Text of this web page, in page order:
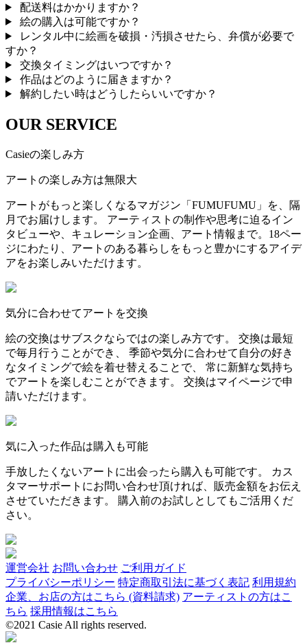
配送料はかかりますか？
絵の購入は可能ですか？
レンタル中に絵画を破損・汚損させたら、弁償が必要で
すか？
交換タイミングはいつですか？
作品はどのように届きますか？
解約したい時はどうしたらいいですか？
OUR SERVICE
Casieの楽しみ方
アートの楽しみ方は無限大
アートがもっと楽しくなるマガジン「FUMUFUMU」を、隔
月でお届けします。 アーティストの制作や思考に迫るイン
タビューや、キュレーション企画、アート情報まで。18ペー
ジにわたり、アートのある暮らしをもっと豊かにするアイデ
アをお楽しみいただけます。
気分に合わせてアートを交換
絵の交換はサブスクならではの楽しみ方です。 交換は最短
で毎月行うことができ、 季節や気分に合わせて自分の好き
なタイミングで絵を着せ替えることで、 常に新鮮な気持ち
でアートを楽しむことができます。 交換はマイページで申
請いただけます。
気に入った作品は購入も可能
手放したくないアートに出会ったら購入も可能です。 カス
タマーサポートにお問い合わせ頂ければ、販売金額をお伝え
させていただきます。 購入前のお試しとしてもご活用くだ
さい。
運営会社 お問い合わせ ご利用ガイド
プライバシーポリシー 特定商取引法に基づく表記 利用規約
企業、お店の方はこちら (資料請求) アーティストの方はこ
ちら 採用情報はこちら
©2021 Casie All rights reserved.